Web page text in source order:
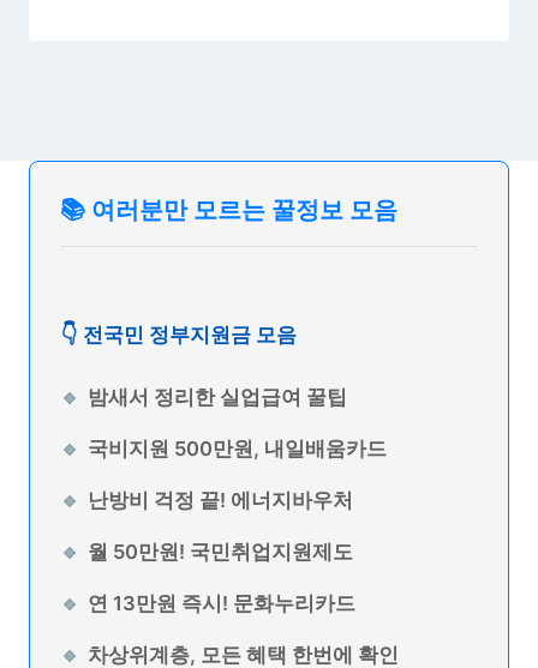
📚 여러분만 모르는 꿀정보 모음
👇 전국민 정부지원금 모음
밤새서 정리한 실업급여 꿀팁
국비지원 500만원, 내일배움카드
난방비 걱정 끝! 에너지바우처
월 50만원! 국민취업지원제도
연 13만원 즉시! 문화누리카드
차상위계층, 모든 혜택 한번에 확인